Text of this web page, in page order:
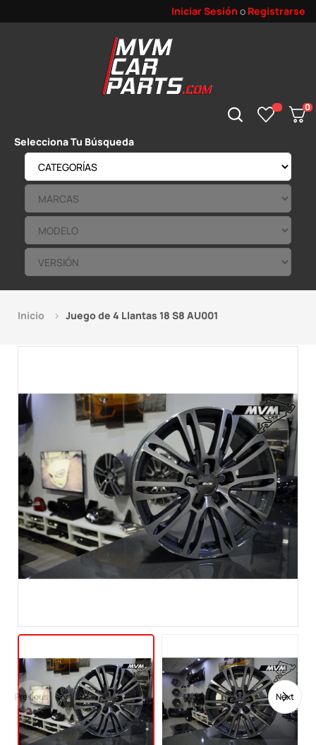
Iniciar Sesión o Registrarse
0
Selecciona Tu Búsqueda
Inicio Juego de 4 Llantas 18 S8 AU001
Previous Next